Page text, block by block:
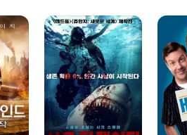
샤크
더
맨이터
홀